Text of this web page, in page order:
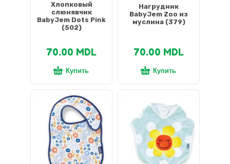
Хлопковый
слюнявчик
BabyJem Dots Pink
(502)
70.00 MDL
Купить
Нагрудник
BabyJem Zoo из
муслина (379)
70.00 MDL
Купить